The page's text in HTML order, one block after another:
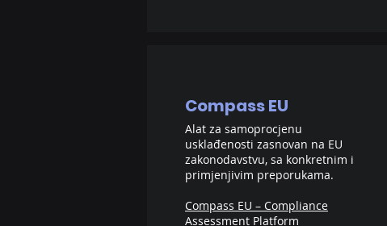
Compass EU
Alat za samoprocjenu
usklađenosti zasnovan na EU
zakonodavstvu, sa konkretnim i
primjenjivim preporukama.
Compass EU – Compliance
Assessment Platform